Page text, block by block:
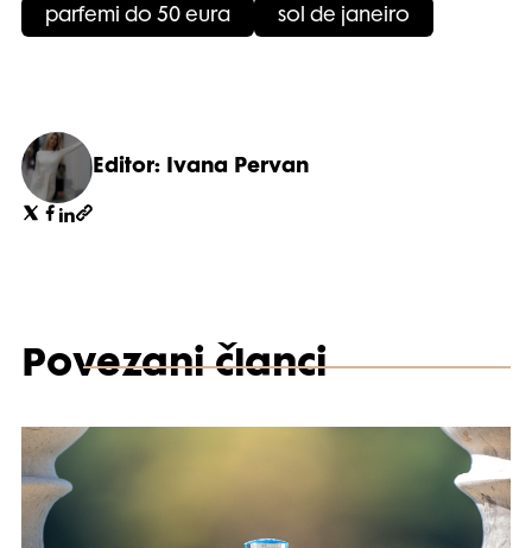
parfemi do 50 eura sol de janeiro
Editor: Ivana Pervan
Povezani članci